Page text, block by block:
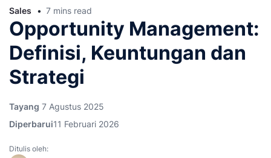
Sales 7 mins read
Opportunity Management:
Definisi, Keuntungan dan
Strategi
Tayang 7 Agustus 2025
Diperbarui11 Februari 2026
Ditulis oleh: